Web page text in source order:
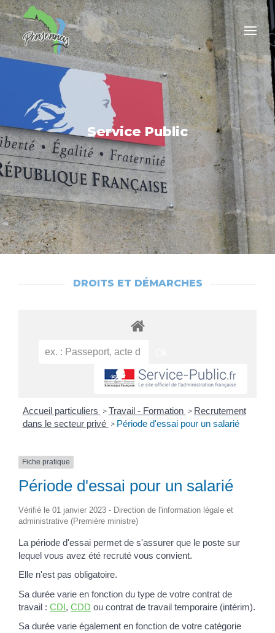
Service Public
DROITS ET DÉMARCHES
Accueil particuliers > Travail - Formation > Recrutement
dans le secteur privé > Période d'essai pour un salarié
Fiche pratique
Période d'essai pour un salarié
Vérifié le 01 janvier 2023 - Direction de l'information légale et
administrative (Première ministre)
La période d'essai permet de s'assurer que le poste sur
lequel vous avez été recruté vous convient.
Elle n'est pas obligatoire.
Sa durée varie en fonction du type de votre contrat de
travail : CDI, CDD ou contrat de travail temporaire (intérim).
Sa durée varie également en fonction de votre catégorie